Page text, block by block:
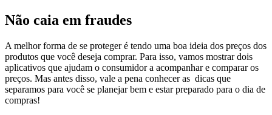
Não caia em fraudes
A melhor forma de se proteger é tendo uma boa ideia dos preços dos
produtos que você deseja comprar. Para isso, vamos mostrar dois
aplicativos que ajudam o consumidor a acompanhar e comparar os
preços. Mas antes disso, vale a pena conhecer as dicas que
separamos para você se planejar bem e estar preparado para o dia de
compras!